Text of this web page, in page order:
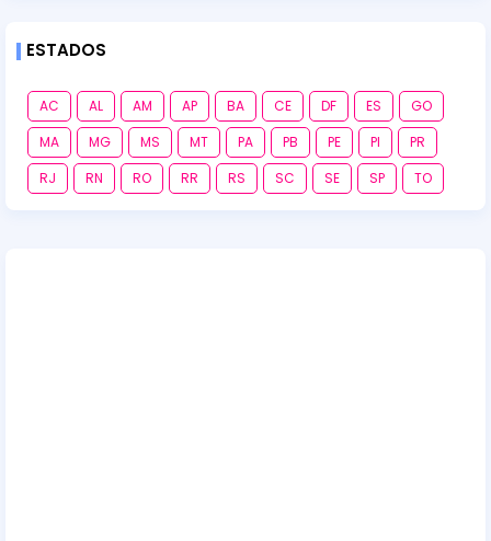
ESTADOS
AC AL AM AP BA CE DF ES
GO
MA
MG MS MT PA PB PE PI
PR
RJ
RN RO RR RS SC SE SP TO